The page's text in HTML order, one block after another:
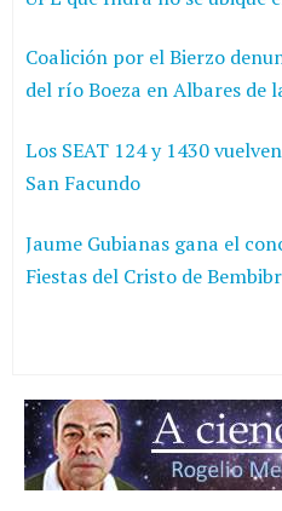
Coalición por el Bierzo
del río Boeza en Albares de
Los SEAT 124 y 1430
San Facundo
Jaume Gubianas gana el
Fiestas del Cristo de